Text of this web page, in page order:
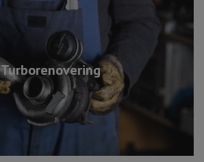
Turborenovering